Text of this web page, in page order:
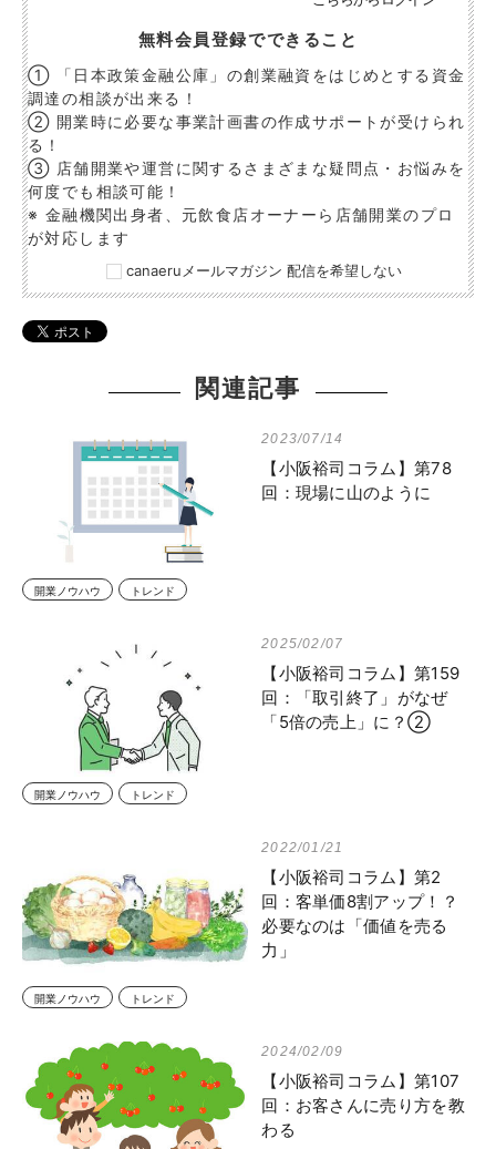
無料会員登録でできること
① 「日本政策金融公庫」の創業融資をはじめとする資金
調達の相談が出来る！
② 開業時に必要な事業計画書の作成サポートが受けられ
る！
③ 店舗開業や運営に関するさまざまな疑問点・お悩みを
何度でも相談可能！
※ 金融機関出身者、元飲食店オーナーら店舗開業のプロ
が対応します
canaeruメールマガジン 配信を希望しない
関連記事
2023/07/14
【小阪裕司コラム】第78
回：現場に山のように
開業ノウハウ トレンド
2025/02/07
【小阪裕司コラム】第159
回：「取引終了」がなぜ
「5倍の売上」に？②
開業ノウハウ トレンド
2022/01/21
【小阪裕司コラム】第2
回：客単価8割アップ！？
必要なのは「価値を売る
力」
開業ノウハウ トレンド
2024/02/09
【小阪裕司コラム】第107
回：お客さんに売り方を教
わる